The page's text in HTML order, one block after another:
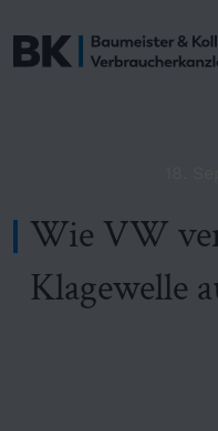
Wie VW
Klagewelle